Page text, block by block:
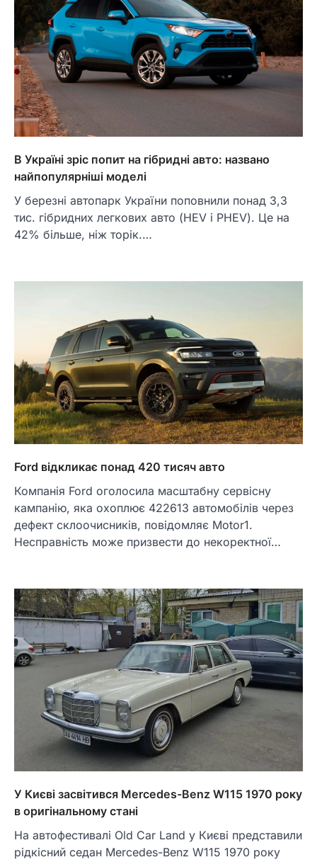
В Україні зріс попит на гібридні авто: названо
найпопулярніші моделі
У березні автопарк України поповнили понад 3,3
тис. гібридних легкових авто (HEV i PHEV). Це на
42% більше, ніж торік.…
Ford відкликає понад 420 тисяч авто
Компанія Ford оголосила масштабну сервісну
кампанію, яка охоплює 422613 автомобілів через
дефект склоочисників, повідомляє Motor1.
Несправність може призвести до некоректної…
У Києві засвітився Mercedes-Benz W115 1970 року
в оригінальному стані
На автофестивалі Old Car Land у Києві представили
рідкісний седан Mercedes-Benz W115 1970 року